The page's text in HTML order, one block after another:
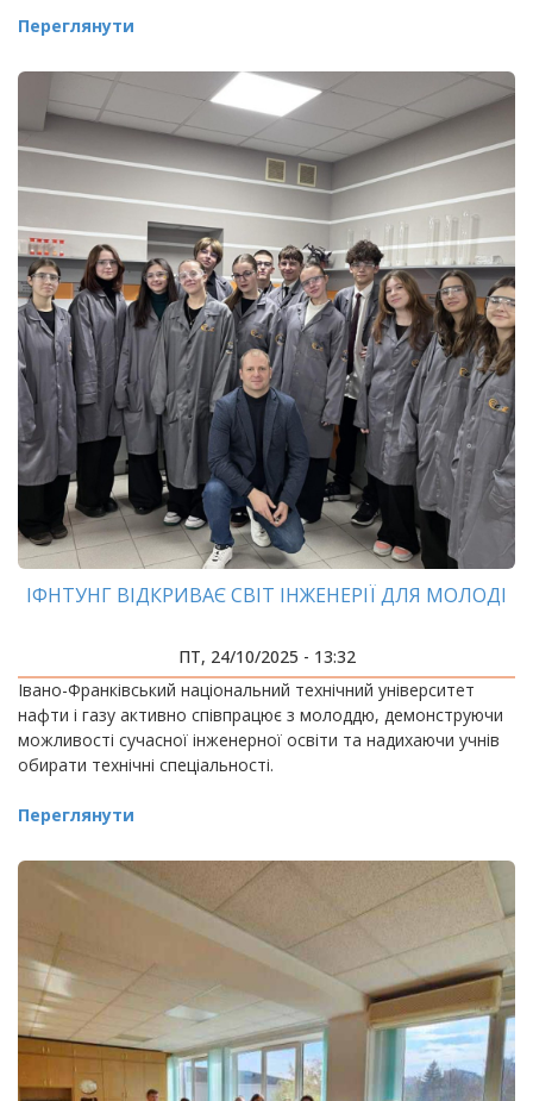
Переглянути
ІФНТУНГ ВІДКРИВАЄ СВІТ ІНЖЕНЕРІЇ ДЛЯ МОЛОДІ
ПТ, 24/10/2025 - 13:32
Івано-Франківський національний технічний університет
нафти і газу активно співпрацює з молоддю, демонструючи
можливості сучасної інженерної освіти та надихаючи учнів
обирати технічні спеціальності.
Переглянути